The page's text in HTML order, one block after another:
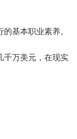
基本职业素养。
千万美元，在现实